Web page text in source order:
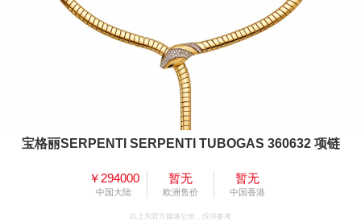
宝格丽SERPENTI SERPENTI TUBOGAS 360632 项链
￥294000
中国大陆
暂无
欧洲售价
暂无
中国香港
以上为官方媒体公价，仅供参考